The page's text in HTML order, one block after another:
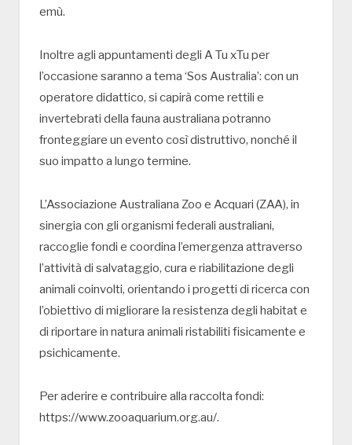
emù.
Inoltre agli appuntamenti degli A Tu xTu per
l’occasione saranno a tema ‘Sos Australia’: con un
operatore didattico, si capirà come rettili e
invertebrati della fauna australiana potranno
fronteggiare un evento così distruttivo, nonché il
suo impatto a lungo termine.
L’Associazione Australiana Zoo e Acquari (ZAA), in
sinergia con gli organismi federali australiani,
raccoglie fondi e coordina l’emergenza attraverso
l’attività di salvataggio, cura e riabilitazione degli
animali coinvolti, orientando i progetti di ricerca con
l’obiettivo di migliorare la resistenza degli habitat e
di riportare in natura animali ristabiliti fisicamente e
psichicamente.
Per aderire e contribuire alla raccolta fondi:
https://www.zooaquarium.org.au/.